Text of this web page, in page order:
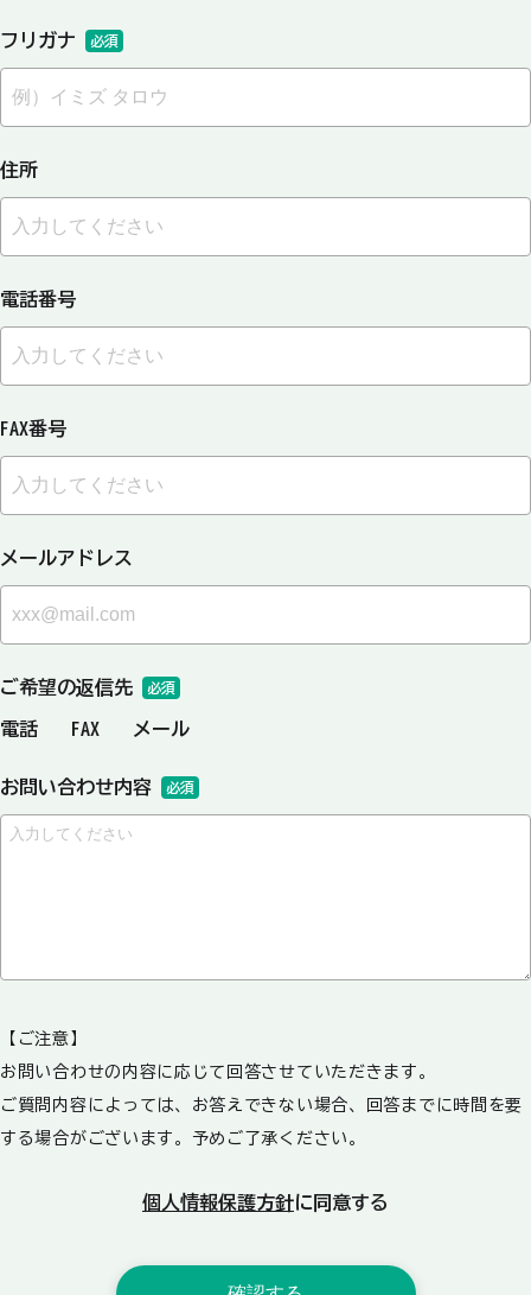
フリガナ 必須
住所
電話番号
FAX番号
メールアドレス
ご希望の返信先 必須
電話 FAX メール
お問い合わせ内容 必須
【ご注意】
お問い合わせの内容に応じて回答させていただきます。
ご質問内容によっては、お答えできない場合、回答までに時間を要
する場合がございます。予めご了承ください。
個人情報保護方針に同意する